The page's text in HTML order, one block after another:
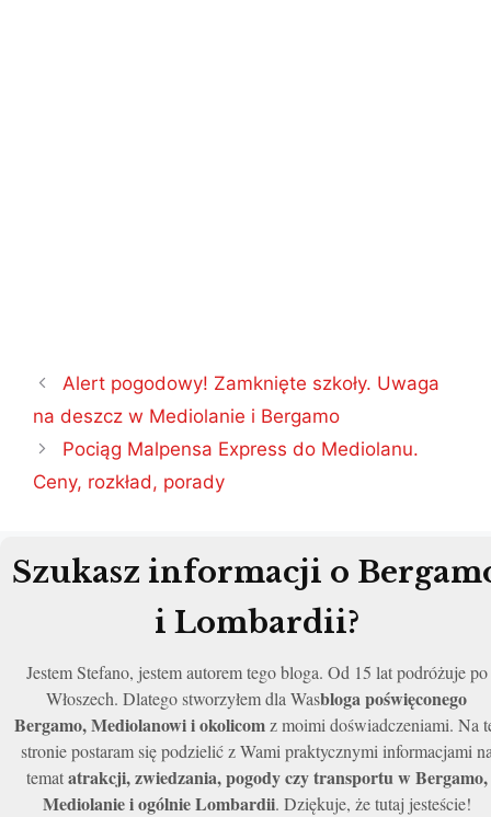
Nawigacja
wpisu
Alert pogodowy! Zamknięte szkoły. Uwaga
na deszcz w Mediolanie i Bergamo
Pociąg Malpensa Express do Mediolanu.
Ceny, rozkład, porady
Szukasz informacji o
i Lombardii?
Jestem Stefano, jestem autorem tego bloga. Od 15 lat podróżuje po
Włoszech. Dlatego stworzyłem dla Wasbloga poświęconego
Bergamo, Mediolanowi i okolicomz moimi doświadczeniami. Na
stronie postaram się podzielić z Wami praktycznymi informacjami
tematatrakcji, zwiedzania, pogody czy transportu w Bergamo,
Mediolanie i ogólnie Lombardii. Dziękuje, że tutaj jesteście!